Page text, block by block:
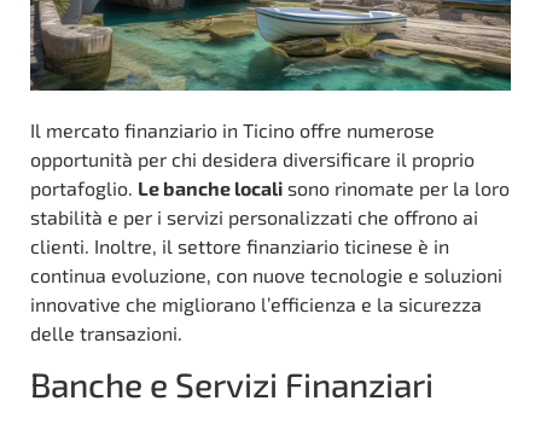
Il mercato finanziario in Ticino offre numerose
opportunità per chi desidera diversificare il proprio
portafoglio. Le banche locali sono rinomate per la loro
stabilità e per i servizi personalizzati che offrono ai
clienti. Inoltre, il settore finanziario ticinese è in
continua evoluzione, con nuove tecnologie e soluzioni
innovative che migliorano l’efficienza e la sicurezza
delle transazioni.
Banche e Servizi Finanziari